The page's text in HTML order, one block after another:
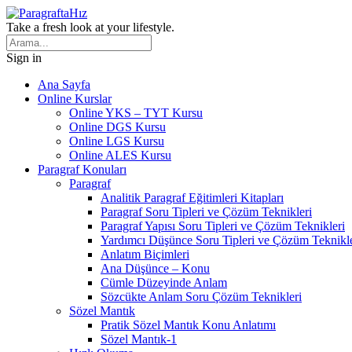
Take a fresh look at your lifestyle.
Sign in
Ana Sayfa
Online Kurslar
Online YKS – TYT Kursu
Online DGS Kursu
Online LGS Kursu
Online ALES Kursu
Paragraf Konuları
Paragraf
Analitik Paragraf Eğitimleri Kitapları
Paragraf Soru Tipleri ve Çözüm Teknikleri
Paragraf Yapısı Soru Tipleri ve Çözüm Teknikleri
Yardımcı Düşünce Soru Tipleri ve Çözüm
Anlatım Biçimleri
Ana Düşünce – Konu
Cümle Düzeyinde Anlam
Sözcükte Anlam Soru Çözüm Teknikleri
Sözel Mantık
Pratik Sözel Mantık Konu Anlatımı
Sözel Mantık-1